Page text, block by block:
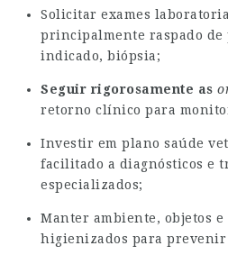
Solicitar exames
principalmente raspado de
indicado, biópsia;
Seguir rigorosamente as
retorno clínico para
Investir em plano saúde
facilitado a diagnósticos e
especializados;
Manter ambiente, objetos e
higienizados para prevenir